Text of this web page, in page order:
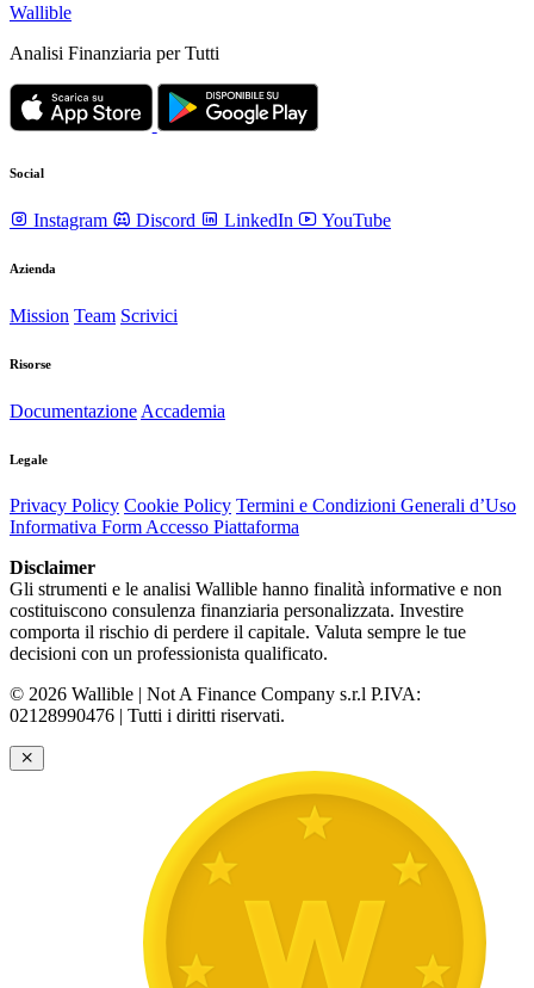
Wallible
Analisi Finanziaria per Tutti
Social
Instagram Discord LinkedIn YouTube
Azienda
Mission Team Scrivici
Risorse
Documentazione Accademia
Legale
Privacy Policy Cookie Policy Termini e Condizioni Generali d’Uso
Informativa Form Accesso Piattaforma
Disclaimer
Gli strumenti e le analisi Wallible hanno finalità informative e non
costituiscono consulenza finanziaria personalizzata. Investire
comporta il rischio di perdere il capitale. Valuta sempre le tue
decisioni con un professionista qualificato.
© 2026 Wallible | Not A Finance Company s.r.l P.IVA:
02128990476 | Tutti i diritti riservati.